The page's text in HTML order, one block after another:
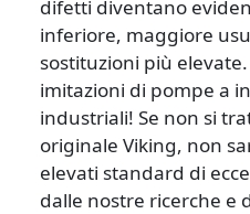
difetti diventano
inferiore, maggiore
sostituzioni più
imitazioni di pompe a
industriali! Se non si
originale Viking, non
elevati standard di
dalle nostre ricerche e